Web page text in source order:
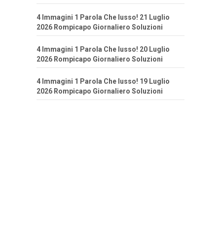
4 Immagini 1 Parola Che lusso! 21 Luglio
2026 Rompicapo Giornaliero Soluzioni
4 Immagini 1 Parola Che lusso! 20 Luglio
2026 Rompicapo Giornaliero Soluzioni
4 Immagini 1 Parola Che lusso! 19 Luglio
2026 Rompicapo Giornaliero Soluzioni